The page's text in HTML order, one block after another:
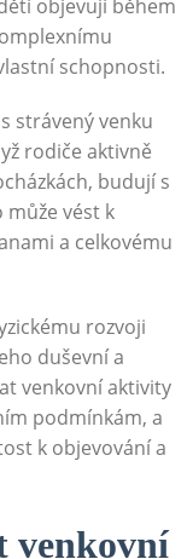
objevují během
schopnosti.
strávený venku
rodiče aktivně
budují s
vést k
a celkovému
rozvoji
duševní a
venkovní aktivity
podmínkám, a
k objevování a
venkovní